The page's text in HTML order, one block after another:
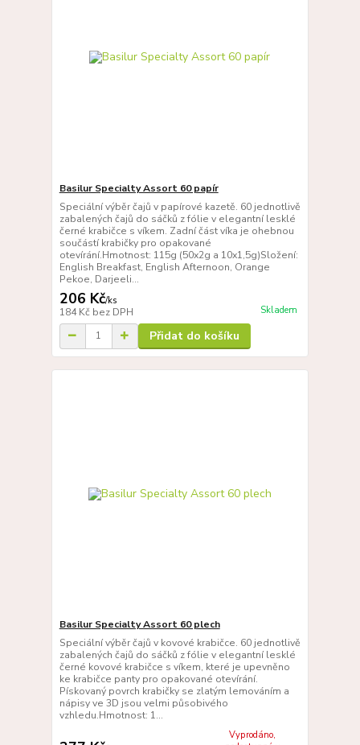
Basilur Specialty Assort 60 papír
Speciální výběr čajů v papírové kazetě. 60 jednotlivě
zabalených čajů do sáčků z fólie v elegantní lesklé
černé krabičce s víkem. Zadní část víka je ohebnou
součástí krabičky pro opakované
otevírání.Hmotnost: 115g (50x2g a 10x1,5g)Složení:
English Breakfast, English Afternoon, Orange
Pekoe, Darjeeli...
206 Kč/ks
184 Kč bez DPH Skladem
Přidat do košíku
Basilur Specialty Assort 60 plech
Speciální výběr čajů v kovové krabičce. 60 jednotlivě
zabalených čajů do sáčků z fólie v elegantní lesklé
černé kovové krabičce s víkem, které je upevněno
ke krabičce panty pro opakované otevírání.
Pískovaný povrch krabičky se zlatým lemováním a
nápisy ve 3D jsou velmi působivého
vzhledu.Hmotnost: 1...
Vyprodáno,